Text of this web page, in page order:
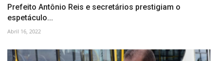
Prefeito Antônio Reis e secretários prestigiam o
espetáculo...
Abril 16, 2022